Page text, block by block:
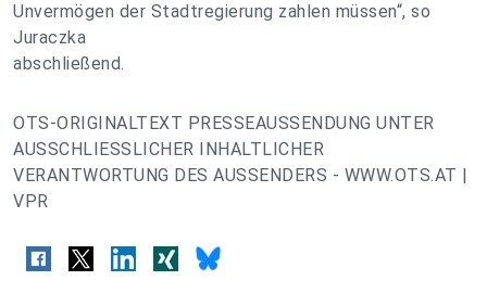
Unvermögen der Stadtregierung zahlen müssen“, so
Juraczka
abschließend.
OTS-ORIGINALTEXT PRESSEAUSSENDUNG UNTER
AUSSCHLIESSLICHER INHALTLICHER
VERANTWORTUNG DES AUSSENDERS - WWW.OTS.AT |
VPR